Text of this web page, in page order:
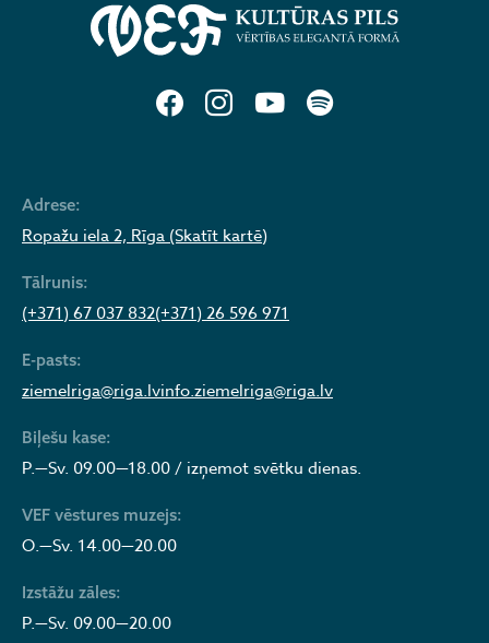
Adrese:
Ropažu iela 2, Rīga (Skatīt kartē)
Tālrunis:
(+371) 67 037 832(+371) 26 596 971
E-pasts:
ziemelriga@riga.lvinfo.ziemelriga@riga.lv
Biļešu kase:
P.—Sv. 09.00—18.00 / izņemot svētku dienas.
VEF vēstures muzejs:
O.—Sv. 14.00—20.00
Izstāžu zāles:
P.—Sv. 09.00—20.00